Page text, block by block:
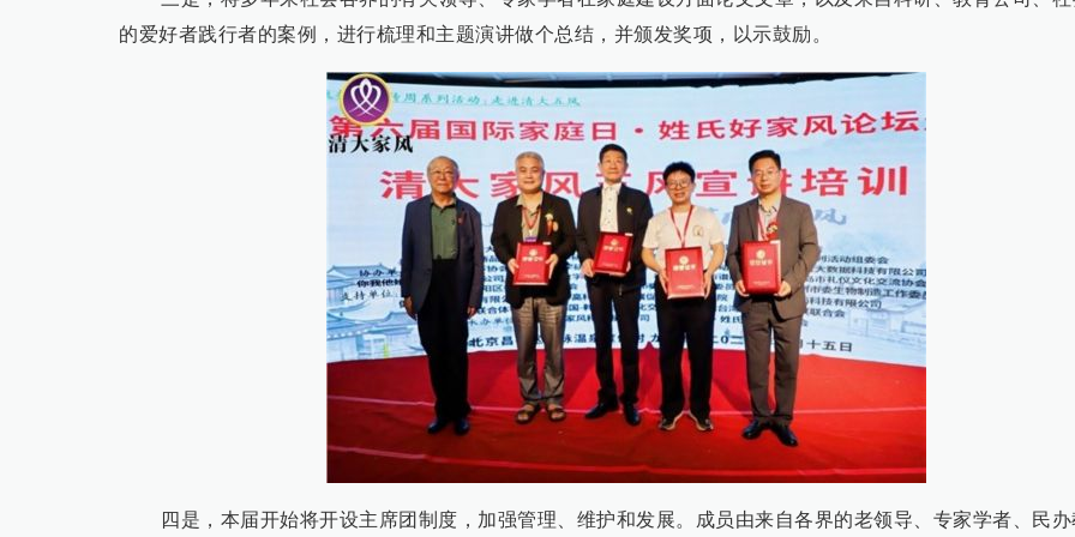
的爱好者践行者的案例，进行梳理和主题演讲做个总结，并颁发奖项，以示鼓励。
四是，本届开始将开设主席团制度，加强管理、维护和发展。成员由来自各界的老领导、专家学者、民